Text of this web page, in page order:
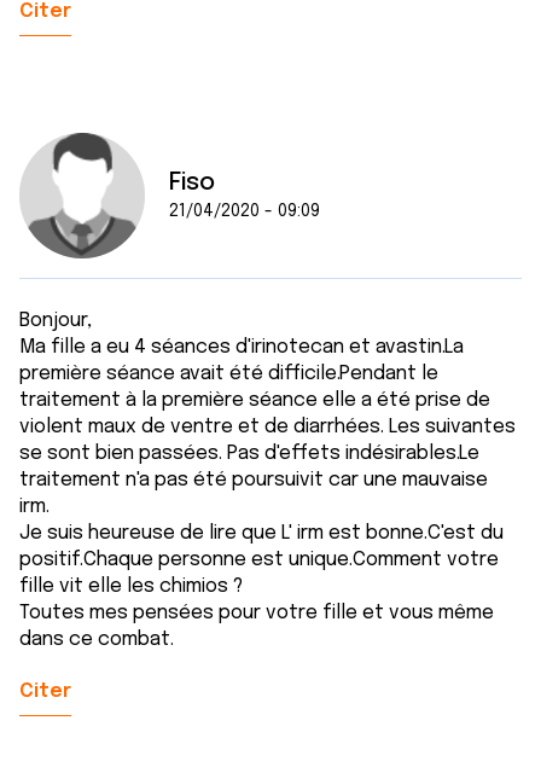
Citer
Fiso
21/04/2020 - 09:09
Bonjour,
Ma fille a eu 4 séances d'irinotecan et avastin.La
première séance avait été difficile.Pendant le
traitement à la première séance elle a été prise de
violent maux de ventre et de diarrhées. Les suivantes
se sont bien passées. Pas d'effets indésirables.Le
traitement n'a pas été poursuivit car une mauvaise
irm.
Je suis heureuse de lire que L' irm est bonne.C'est du
positif.Chaque personne est unique.Comment votre
fille vit elle les chimios ?
Toutes mes pensées pour votre fille et vous même
dans ce combat.
Citer